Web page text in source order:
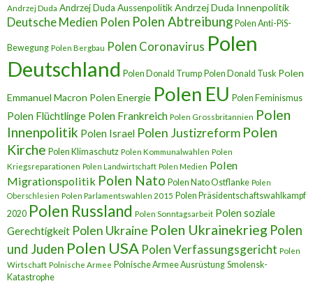
Andrzej Duda Andrzej Duda AussenpolitikAndrzej Duda Innenpolitik
Deutsche Medien Polen Polen Abtreibung Polen Anti-PiS-
Bewegung Polen Bergbau Polen Coronavirus Polen
Deutschland Polen Donald Trump Polen Donald Tusk Polen
Emmanuel Macron Polen Energie Polen EU Polen Feminismus
Polen Flüchtlinge Polen Frankreich Polen Grossbritannien Polen
Innenpolitik Polen Israel Polen Justizreform Polen
Kirche Polen Klimaschutz Polen Kommunalwahlen Polen
Kriegsreparationen Polen Landwirtschaft Polen Medien Polen
Migrationspolitik Polen Nato Polen Nato Ostflanke Polen
Oberschlesien Polen Parlamentswahlen 2015 Polen Präsidentschaftswahlkampf
2020 Polen Russland Polen Sonntagsarbeit Polen soziale
Gerechtigkeit Polen Ukraine Polen Ukrainekrieg Polen
und Juden Polen USA Polen Verfassungsgericht Polen
Wirtschaft Polnische Armee Polnische Armee Ausrüstung Smolensk-
Katastrophe